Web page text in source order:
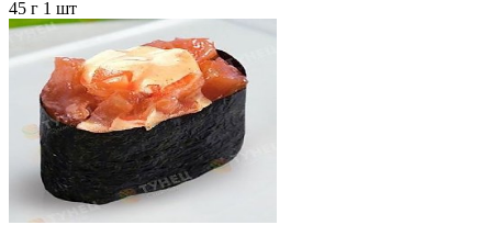
45 г 1 шт